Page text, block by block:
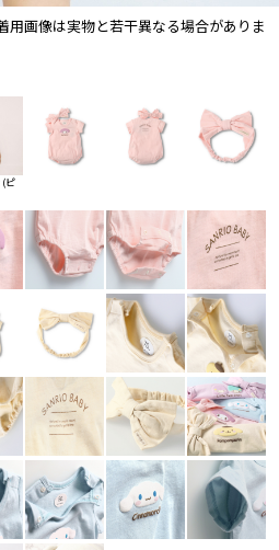
画像は実物と若干異なる場合がありま
(ピ